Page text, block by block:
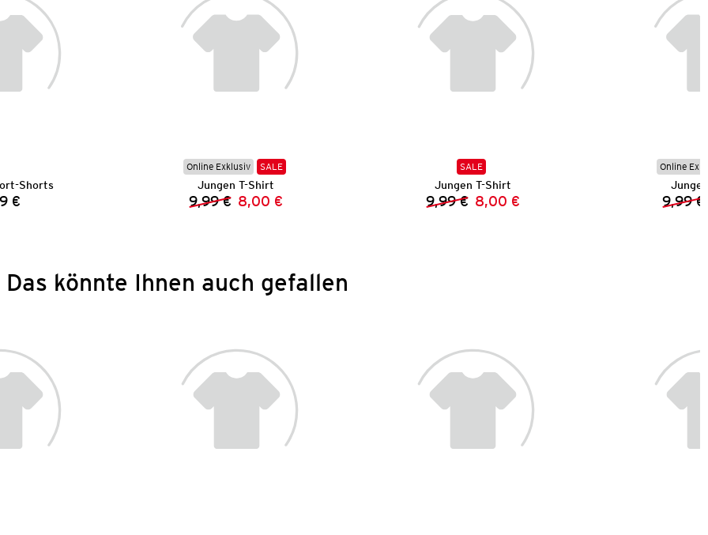
Shorts
€
Online Exklusiv SALE
Jungen T-Shirt
Vorheriger Preis:
9,99 € Neuer Preis:
8,00 €
SALE
Jungen T-Shirt
Vorheriger Preis:
9,99 € Neuer Preis:
8,00 €
Online
9,99 €
Das könnte Ihnen auch gefallen